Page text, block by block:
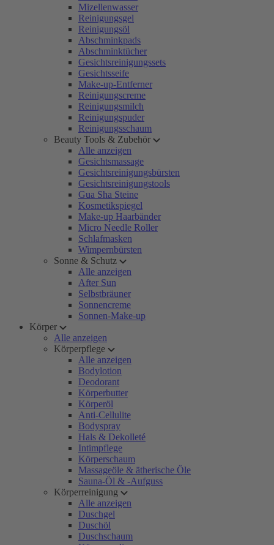
Mizellenwasser
Reinigungsgel
Reinigungsöl
Abschminkpads
Abschminktücher
Gesichtsreinigungssets
Gesichtsseife
Make-up-Entferner
Reinigungscreme
Reinigungsmilch
Reinigungspuder
Reinigungsschaum
Beauty Tools & Zubehör
Alle anzeigen
Gesichtsmassage
Gesichtsreinigungsbürsten
Gesichtsreinigungstools
Gua Sha Steine
Kosmetikspiegel
Make-up Haarbänder
Micro Needle Roller
Schlafmasken
Wimpernbürsten
Sonne & Schutz
Alle anzeigen
After Sun
Selbstbräuner
Sonnencreme
Sonnen-Make-up
Körper
Alle anzeigen
Körperpflege
Alle anzeigen
Bodylotion
Deodorant
Körperbutter
Körperöl
Anti-Cellulite
Bodyspray
Hals & Dekolleté
Intimpflege
Körperschaum
Massageöle & ätherische Öle
Sauna-Öl & -Aufguss
Körperreinigung
Alle anzeigen
Duschgel
Duschöl
Duschschaum